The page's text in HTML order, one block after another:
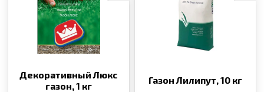
Декоративный Люкс
газон,1 кг
Газон Лилипут,10 кг